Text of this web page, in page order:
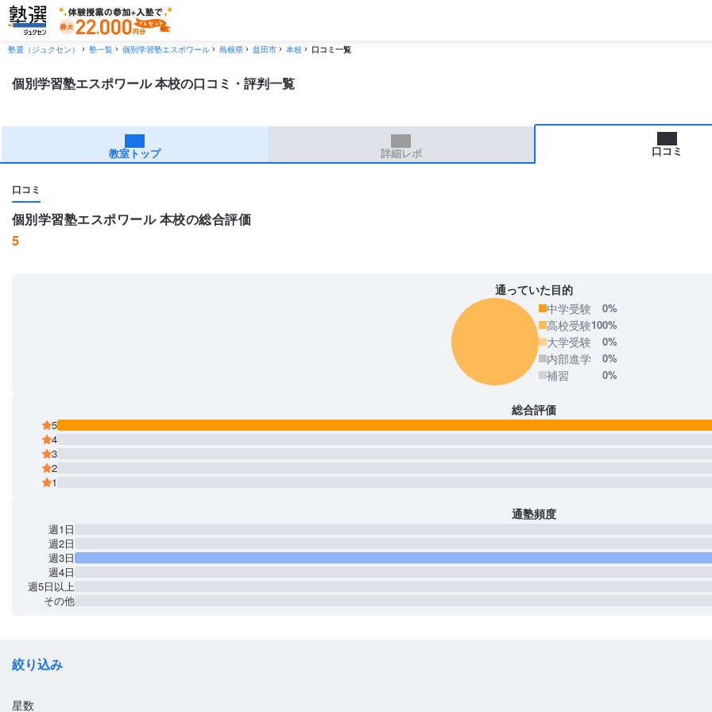
塾選（ジュクセン） 塾一覧 個別学習塾エスポワール 島根県 益田市 本校 口コミ一覧
個別学習塾エスポワール 本校の口コミ・評判一覧
教室トップ 詳細レポ 口コミ
口コミ
個別学習塾エスポワール 本校の総合評価
5
通っていた目的
中学受験
0%
高校受験100%
大学受験 0%
内部進学 0%
補習 0%
総合評価
5
4
3
2
1
通塾頻度
週1日
週2日
週3日
週4日
週5日以上
その他
絞り込み
星数